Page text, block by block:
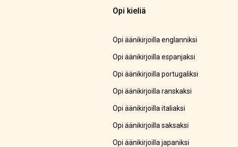
Opi kieliä
Opi äänikirjoilla englanniksi
Opi äänikirjoilla espanjaksi
Opi äänikirjoilla portugaliksi
Opi äänikirjoilla ranskaksi
Opi äänikirjoilla italiaksi
Opi äänikirjoilla saksaksi
Opi äänikirjoilla japaniksi